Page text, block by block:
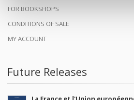
FOR BOOKSHOPS
CONDITIONS OF SALE
MY ACCOUNT
Future Releases